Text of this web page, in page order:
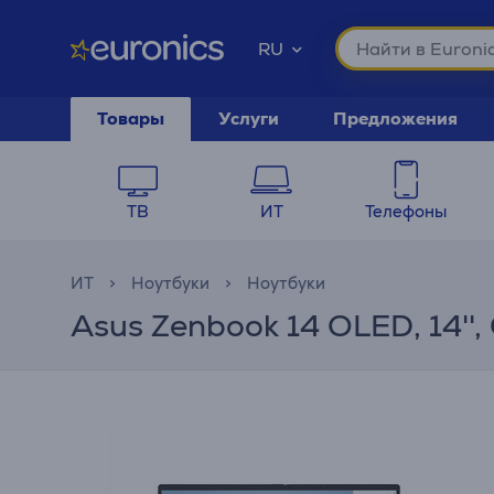
RU
Товары Услуги Предложения
ТВ ИТ Телефоны
ИТ Ноутбуки Ноутбуки
Asus Zenbook 14 OLED,